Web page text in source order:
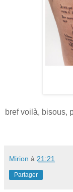
bref voilà, bisous,
Mirion à 21:21
Partager